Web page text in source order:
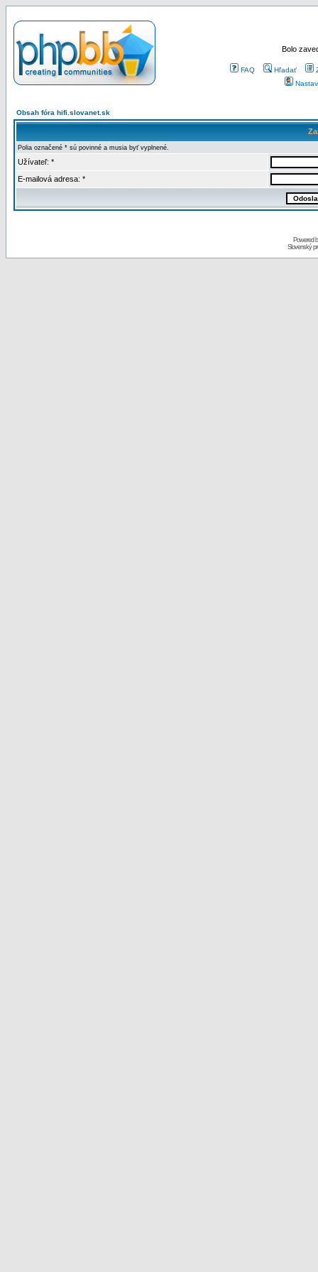
Bolo
FAQ Hľadať
Obsah fóra hifi.slovanet.sk
Polia označené * sú povinné a musia byť vyplnené.
Užívateľ: *
E-mailová adresa: *
Powered
Slovenský